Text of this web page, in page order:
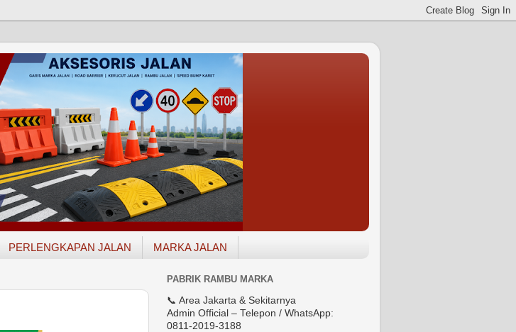
PERLENGKAPAN JALAN MARKA JALAN
PABRIK RAMBU MARKA
📞 Area Jakarta & Sekitarnya
Admin Official – Telepon / WhatsApp:
0811-2019-3188